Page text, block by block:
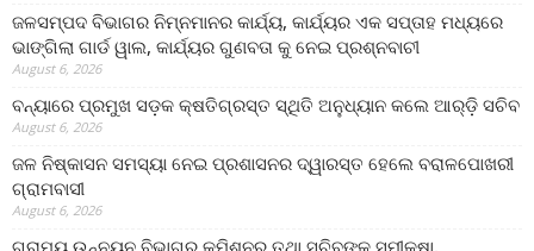
ଜଳସମ୍ପଦ ବିଭାଗର ନିମ୍ନମାନର କାର୍ଯ୍ୟ, କାର୍ଯ୍ୟର ଏକ ସପ୍ତାହ ମଧ୍ୟରେ
ଭାଙ୍ଗିଲା ଗାର୍ଡ ୱାଲ, କାର୍ଯ୍ୟର ଗୁଣବତା କୁ ନେଇ ପ୍ରଶ୍ନବାଚୀ
August 6, 2026
ବନ୍ୟାରେ ପ୍ରମୁଖ ସଡ଼କ କ୍ଷତିଗ୍ରସ୍ତ ସ୍ଥିତି ଅନୁଧ୍ୟାନ କଲେ ଆର୍‌ଡ଼ି ସଚିବ
August 6, 2026
ଜଳ ନିଷ୍କାସନ ସମସ୍ୟା ନେଇ ପ୍ରଶାସନର ଦ୍ୱାରସ୍ତ ହେଲେ ବରାଳପୋଖରୀ
ଗ୍ରାମବାସୀ
August 6, 2026